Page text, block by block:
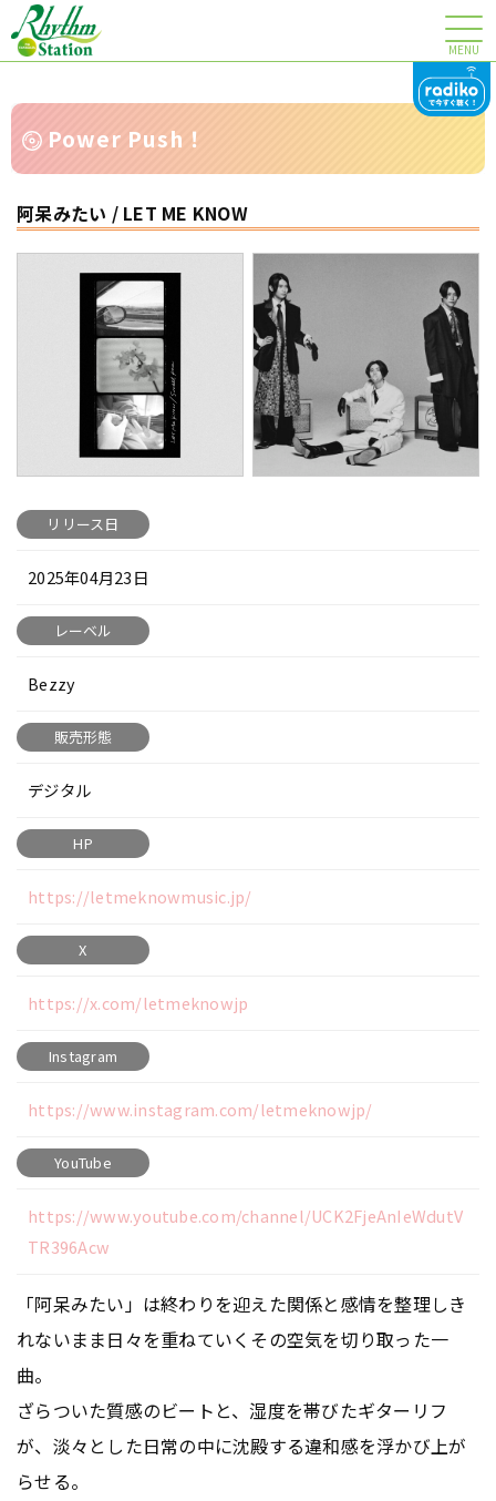
MENU
Power Push！
阿呆みたい / LET ME KNOW
リリース日
2025年04月23日
レーベル
Bezzy
販売形態
デジタル
HP
https://letmeknowmusic.jp/
X
https://x.com/letmeknowjp
Instagram
https://www.instagram.com/letmeknowjp/
YouTube
https://www.youtube.com/channel/UCK2FjeAnIeWdutV
TR396Acw
「阿呆みたい」は終わりを迎えた関係と感情を整理しき
れないまま日々を重ねていくその空気を切り取った一
曲。
ざらついた質感のビートと、湿度を帯びたギターリフ
が、淡々とした日常の中に沈殿する違和感を浮かび上が
らせる。